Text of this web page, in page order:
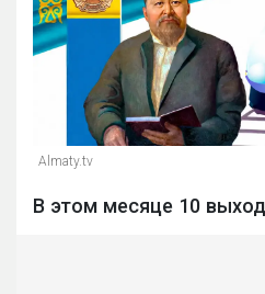
Almaty.tv
В этом месяце 10